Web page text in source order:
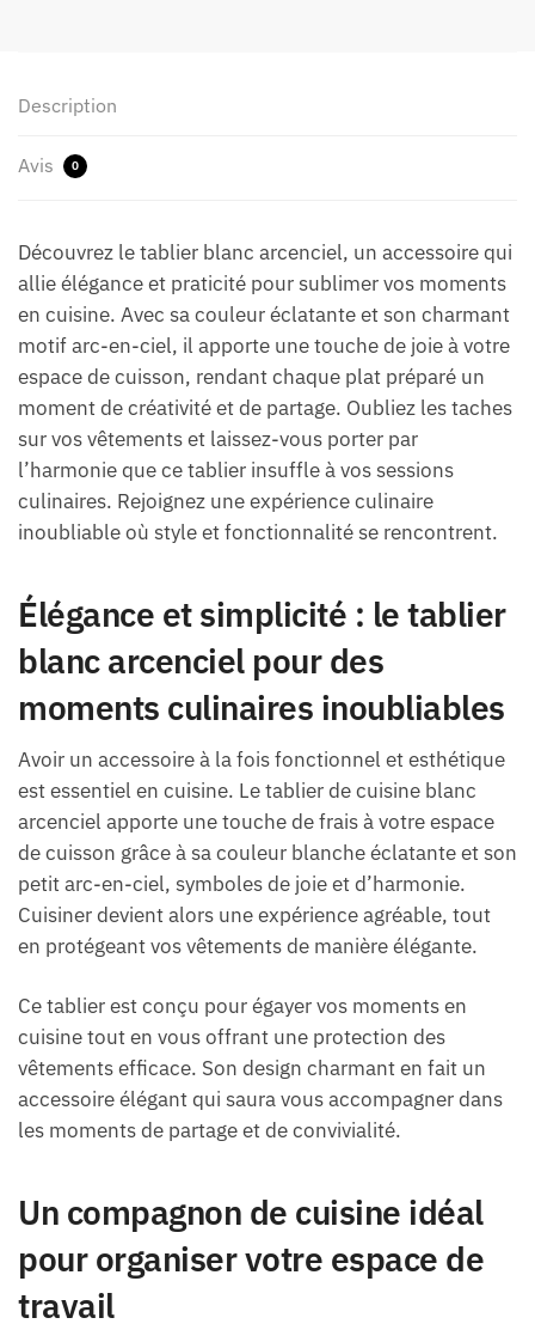
Description
Avis 0
Découvrez le tablier blanc arcenciel, un accessoire qui
allie élégance et praticité pour sublimer vos moments
en cuisine. Avec sa couleur éclatante et son charmant
motif arc-en-ciel, il apporte une touche de joie à votre
espace de cuisson, rendant chaque plat préparé un
moment de créativité et de partage. Oubliez les taches
sur vos vêtements et laissez-vous porter par
l’harmonie que ce tablier insuffle à vos sessions
culinaires. Rejoignez une expérience culinaire
inoubliable où style et fonctionnalité se rencontrent.
Élégance et simplicité : le tablier
blanc arcenciel pour des
moments culinaires inoubliables
Avoir un accessoire à la fois fonctionnel et esthétique
est essentiel en cuisine. Le tablier de cuisine blanc
arcenciel apporte une touche de frais à votre espace
de cuisson grâce à sa couleur blanche éclatante et son
petit arc-en-ciel, symboles de joie et d’harmonie.
Cuisiner devient alors une expérience agréable, tout
en protégeant vos vêtements de manière élégante.
Ce tablier est conçu pour égayer vos moments en
cuisine tout en vous offrant une protection des
vêtements efficace. Son design charmant en fait un
accessoire élégant qui saura vous accompagner dans
les moments de partage et de convivialité.
Un compagnon de cuisine idéal
pour organiser votre espace de
travail